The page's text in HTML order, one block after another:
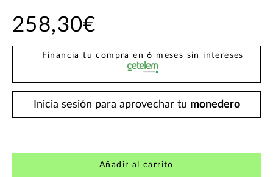
258,30€
Financia tu compra en 6 meses sin intereses
Inicia sesión para aprovechar tu monedero
Añadir al carrito